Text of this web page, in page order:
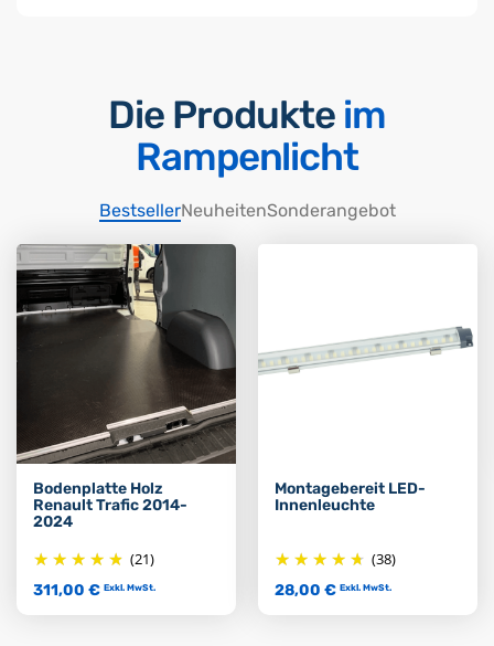
Die Produkte im
Rampenlicht
BestsellerNeuheitenSonderangebot
Bodenplatte Holz
Renault Trafic 2014-
2024
(21)
311,00 € Exkl. MwSt.
Montagebereit LED-
Innenleuchte
(38)
28,00 € Exkl. MwSt.